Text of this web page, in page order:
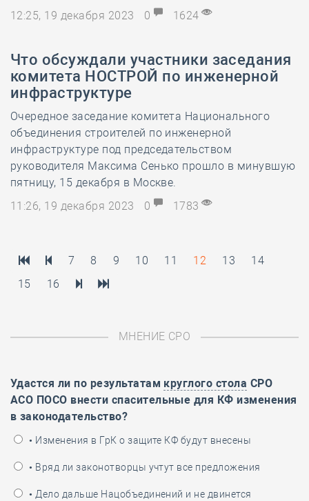
12:25, 19 декабря 2023
0 1624
Что обсуждали участники заседания
комитета НОСТРОЙ по инженерной
инфраструктуре
Очередное заседание комитета Национального
объединения строителей по инженерной
инфраструктуре под председательством
руководителя Максима Сенько прошло в минувшую
пятницу, 15 декабря в Москве.
11:26, 19 декабря 2023
0 1783
7 8 9 10 11 12 13
14
15
16
МНЕНИЕ СРО
Удастся ли по результатам круглого стола СРО
АСО ПОСО внести спасительные для КФ изменения
в законодательство?
• Изменения в ГрК о защите КФ будут внесены
• Вряд ли законотворцы учтут все предложения
• Дело дальше Нацобъединений и не двинется